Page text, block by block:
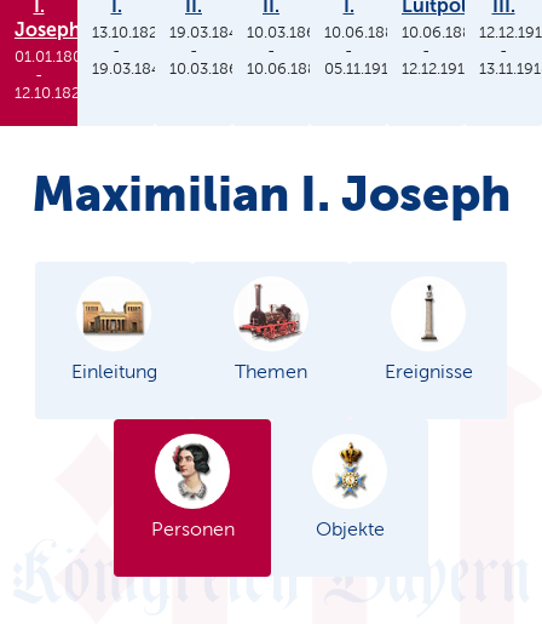
I.
Joseph
01.01.1806
-
12.10.1825
I.
13.10.1825
-
19.03.1848
II.
19.03.1848
-
10.03.1864
II.
10.03.1864
-
10.06.1886
I.
10.06.1886
-
05.11.1913
Luitpold
10.06.1886
-
12.12.1912
III.
-
Maximilian I. Joseph
Einleitung Themen Ereignisse
Personen Objekte